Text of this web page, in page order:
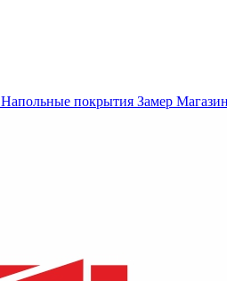
Напольные покрытия Замер